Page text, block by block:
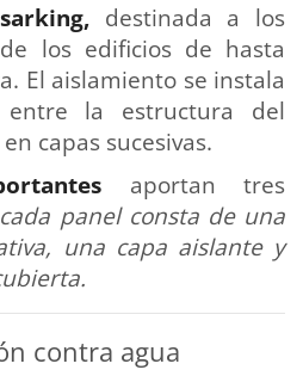
destinada a los
los edificios de hasta
El aislamiento se instala
la estructura del
capas sucesivas.
aportan tres
cada panel consta de una
una capa aislante y
contra agua